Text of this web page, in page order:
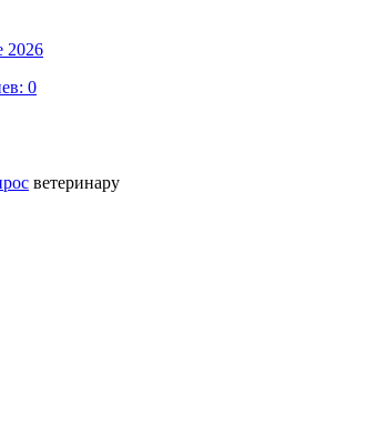
2026
0
ветеринару